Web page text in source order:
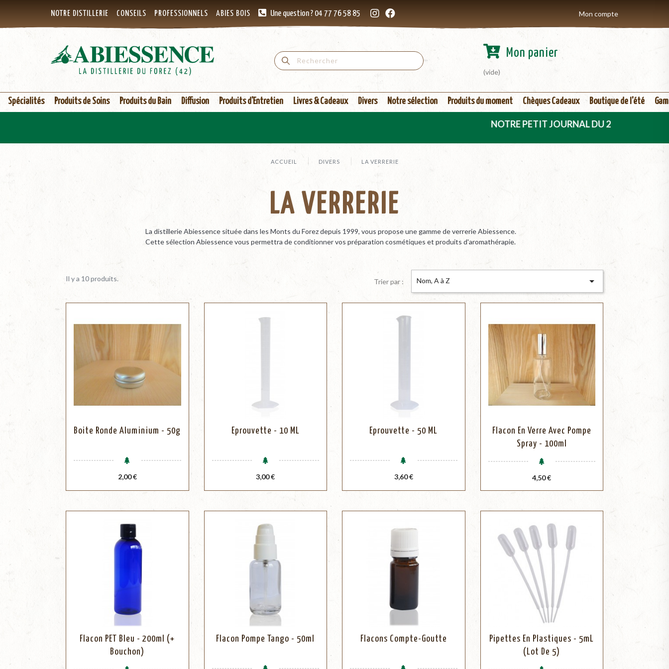
NOTRE DISTILLERIE CONSEILS PROFESSIONNELS ABIES BOIS Une question ? 04 77 76 58 85 Mon compte
Mon panier
(vide)
Spécialités Produits de Soins Produits du Bain Diffusion Produits d'Entretien Livres & Cadeaux Divers Notre sélection Produits du moment Chèques Cadeaux Boutique de l'été
NOTRE PETIT JOURNAL DU 2ème TRIMESTRE
ACCUEIL DIVERS LA VERRERIE
LA VERRERIE
La distillerie Abiessence située dans les Monts du Forez depuis 1999, vous propose une gamme de verrerie Abiessence.
Cette sélection Abiessence vous permettra de conditionner vos préparation cosmétiques et produits d'aromathérapie.
Il y a 10 produits. Trier par : Nom, A à Z 
Boite Ronde Aluminium - 50g
Prix
2,00 €
Eprouvette - 10 ML
Prix
3,00 €
Eprouvette - 50 ML
Prix
3,60 €
Flacon En Verre Avec Pompe
Spray - 100ml
Prix
4,50 €
Flacon PET Bleu - 200ml (+
Bouchon)
Flacon Pompe Tango - 50ml Flacons Compte-Goutte
Pipettes En Plastiques - 5mL
(lot De 5)